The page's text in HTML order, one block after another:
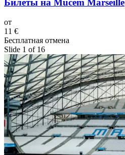
Билеты на Mucem Marseille
от
11 €
Бесплатная отмена
Slide 1 of 16